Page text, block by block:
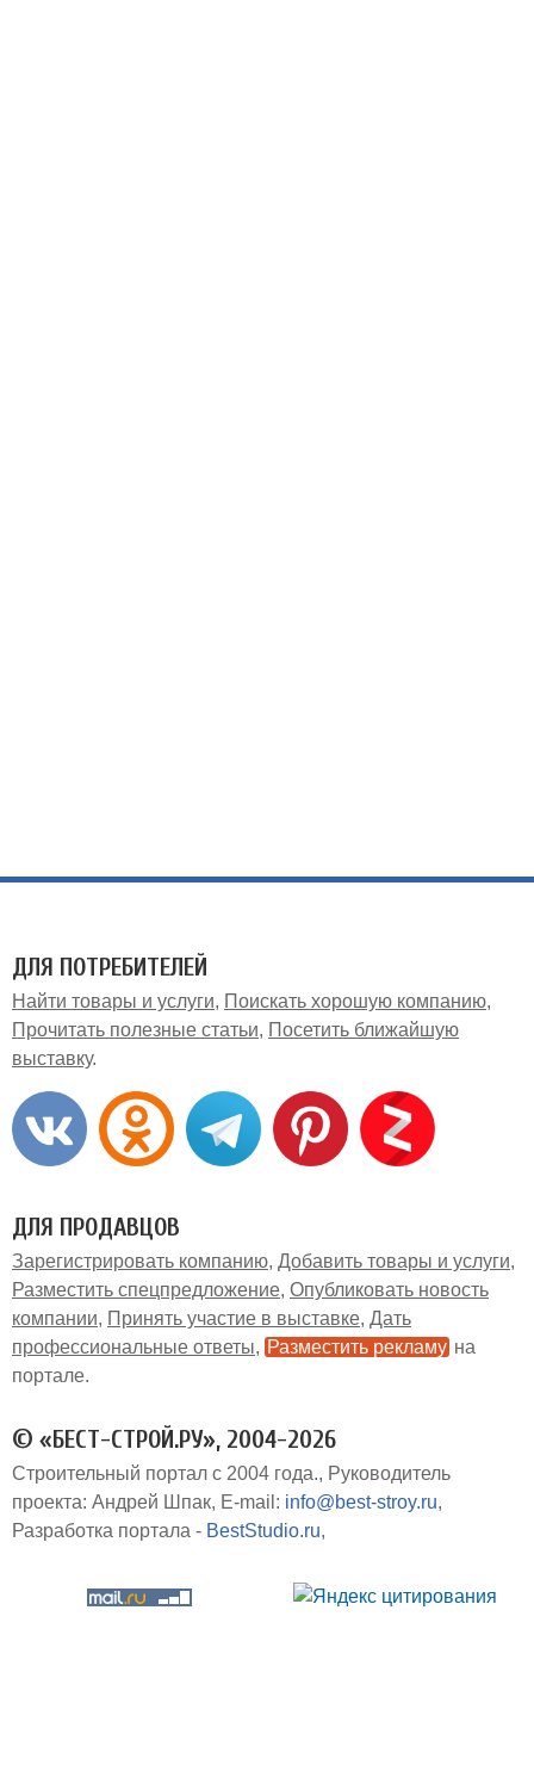
ДЛЯ ПОТРЕБИТЕЛЕЙ
Найти товары и услуги
Поискать хорошую компанию
Прочитать полезные статьи
Посетить ближайшую
выставку
ДЛЯ ПРОДАВЦОВ
Зарегистрировать компанию Добавить товары и услуги
Разместить спецпредложение Опубликовать новость
компании
Принять участие в выставке Дать
профессиональные ответы
Разместить рекламу на
портале
© «БЕСТ-СТРОЙ.РУ», 2004-2026
Строительный портал с 2004 года.
Руководитель
проекта: Андрей Шпак E-mail: info@best-stroy.ru
Разработка портала - BestStudio.ru